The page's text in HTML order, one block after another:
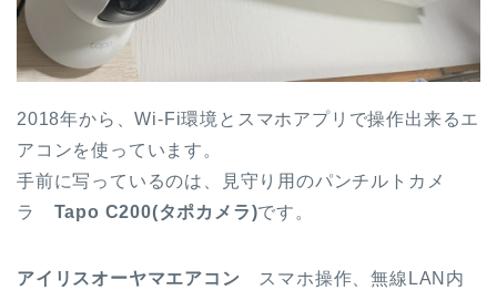
2018年から、Wi-Fi環境とスマホアプリで操作出来るエ
アコンを使っています。
手前に写っているのは、見守り用のパンチルトカメ
ラ Tapo C200(タポカメラ)です。
アイリスオーヤマエアコン スマホ操作、無線LAN内